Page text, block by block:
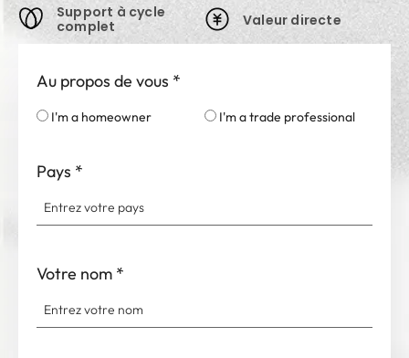
Support à cycle
complet
Valeur directe
Au propos de vous *
I'm a homeowner I'm a trade professional
Pays *
Votre nom *